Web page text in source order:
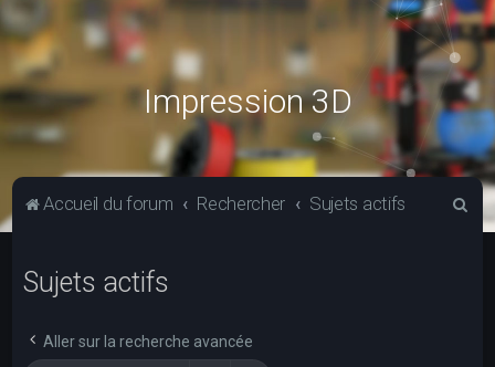
Impression 3D
Accueil du forum Rechercher Sujets actifs
Sujets actifs
Aller sur la recherche avancée